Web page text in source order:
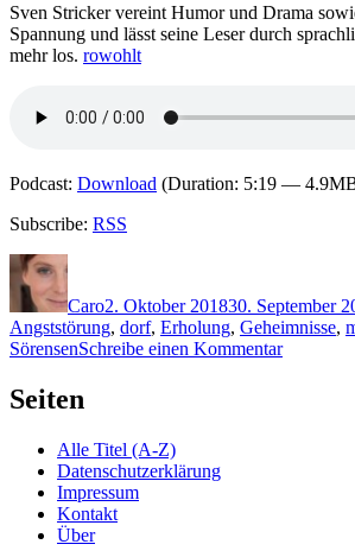
Sven Stricker vereint Humor und Drama
Spannung und lässt seine Leser durch
mehr los. rowohlt
Podcast: Download (Duration: 5:19 —
Subscribe: RSS
Autor
Caro2. Oktober 201830. September
Angststörung, dorf, Erholung, Geheimnisse,
SörensenSchreibe einen Kommentarzu
Seiten
Alle Titel (A-Z)
Datenschutzerklärung
Impressum
Kontakt
Über